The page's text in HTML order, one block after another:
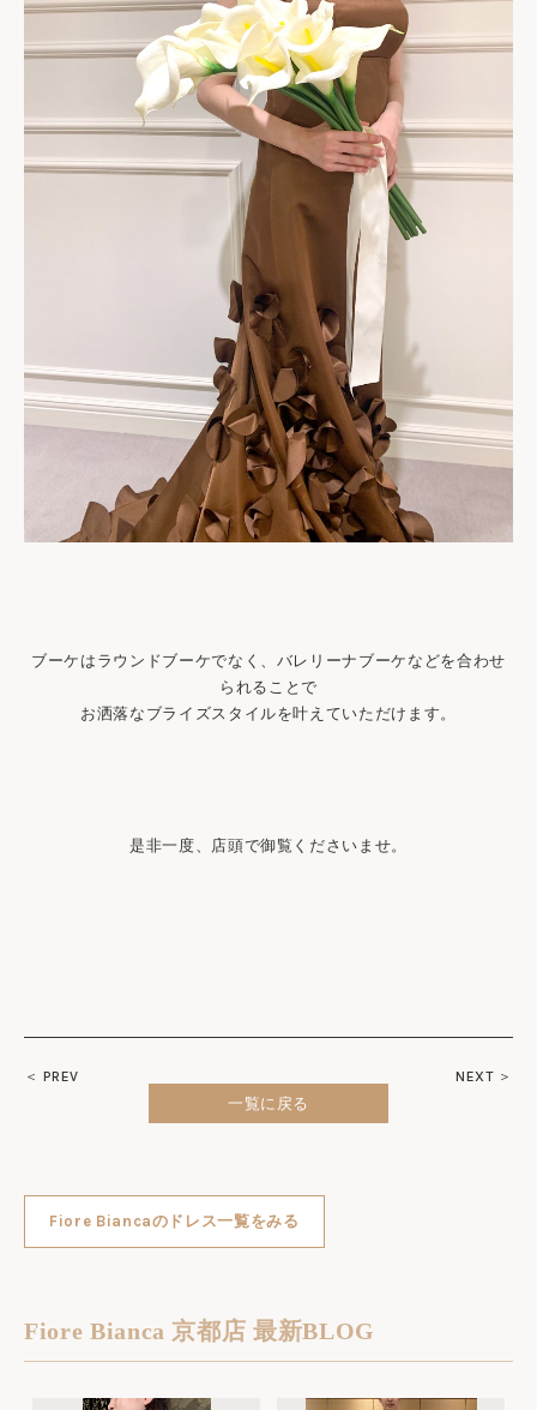
ブーケはラウンドブーケでなく、バレリーナブーケなどを合わせ
られることで
お洒落なブライズスタイルを叶えていただけます。
是非一度、店頭で御覧くださいませ。
＜ PREV NEXT ＞
一覧に戻る
Fiore Biancaのドレス一覧をみる
Fiore Bianca 京都店 最新BLOG